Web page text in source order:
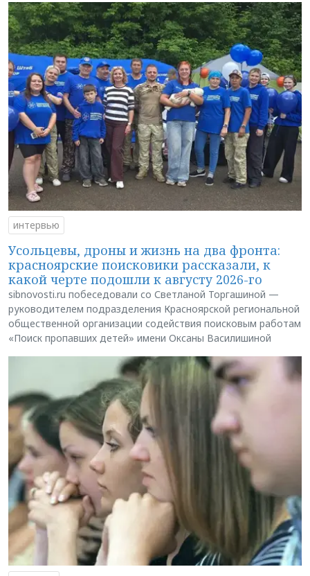
интервью
Усольцевы, дроны и жизнь на два фронта:
красноярские поисковики рассказали, к
какой черте подошли к августу 2026-го
sibnovosti.ru побеседовали со Светланой Торгашиной —
руководителем подразделения Красноярской региональной
общественной организации содействия поисковым работам
«Поиск пропавших детей» имени Оксаны Василишиной